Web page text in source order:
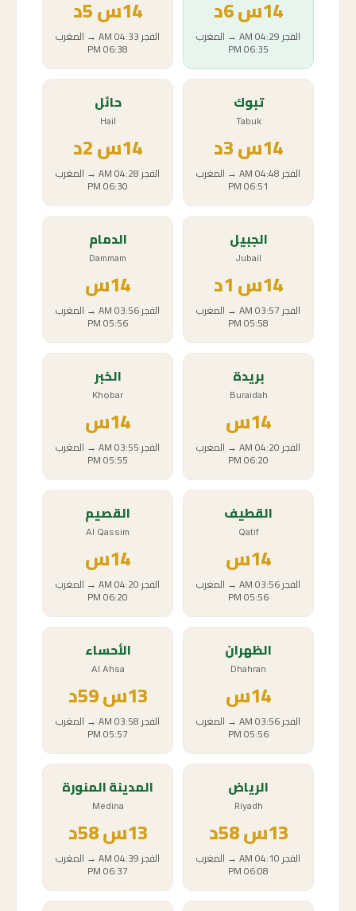
14س
الفجر04:29 AM
→ المغرب
06:35 PM
14س
الفجر04:33 AM
→ المغرب
06:38 PM
تبوك
Tabuk
14س
الفجر04:48 AM
→ المغرب
06:51 PM
حائل
Hail
14س
الفجر04:28 AM
→ المغرب
06:30 PM
الجبيل
Jubail
14س
الفجر03:57 AM
→ المغرب
05:58 PM
الدمام
Dammam
14س
الفجر03:56 AM
→ المغرب
05:56 PM
بريدة
Buraidah
14س
الفجر04:20 AM
→ المغرب
06:20 PM
الخبر
Khobar
14س
الفجر03:55 AM
→ المغرب
05:55 PM
القطيف
Qatif
14س
الفجر03:56 AM
→ المغرب
05:56 PM
القصيم
Al Qassim
14س
الفجر04:20 AM
→ المغرب
06:20 PM
الظهران
Dhahran
14س
الفجر03:56 AM
→ المغرب
05:56 PM
الأحساء
Al Ahsa
13س59د
الفجر03:58 AM
→ المغرب
05:57 PM
الرياض
Riyadh
13س58د
الفجر04:10 AM
→ المغرب
06:08 PM
المدينة المنورة
Medina
13س58د
الفجر04:39 AM
→ المغرب
06:37 PM